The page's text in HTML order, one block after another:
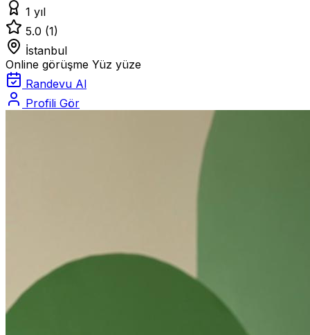
1 yıl
5.0 (1)
İstanbul
Online görüşme Yüz yüze
Randevu Al
Profili Gör